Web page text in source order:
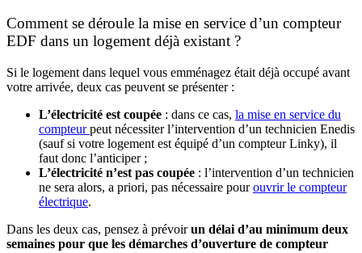
Comment se déroule la mise en service d’un compteur
EDF dans un logement déjà existant ?
Si le logement dans lequel vous emménagez était déjà occupé avant
votre arrivée, deux cas peuvent se présenter :
L’électricité est coupée : dans ce cas, la mise en service du
compteurpeut nécessiter l’intervention d’un technicien Enedis
(sauf si votre logement est équipé d’un compteur Linky), il
faut donc l’anticiper ;
L’électricité n’est pas coupée : l’intervention d’un technicien
ne sera alors, a priori, pas nécessaire pourouvrir le compteur
électrique.
Dans les deux cas, pensez à prévoirun délai d’au minimum deux
semaines pour que les démarches d’ouverture de compteur